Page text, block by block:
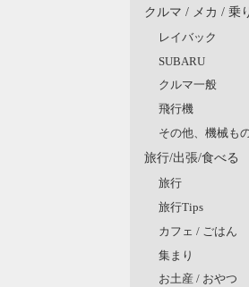
クルマ / メカ / 乗
レイバック
SUBARU
クルマ一般
飛行機
その他、機械も
旅行/出張/食べる
旅行
旅行Tips
カフェ / ごはん
集まり
お土産 / おやつ